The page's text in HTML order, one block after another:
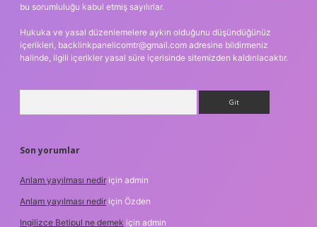
bu sorumluluğu kabul etmiş sayılırlar.
Hukuka ve yasal düzenlemelere aykırı olduğunu düşündüğünüz
içerikleri, backlinkpanelicomtr@gmail.com adresine bildirmeniz
halinde, ilgili içerikler yasal süre içerisinde sitemizden kaldırılacaktır.
Son yorumlar
Anlam yayılması nedir için admin
Anlam yayılması nedir için Özden
Ingilizce Betipul ne demek için admin